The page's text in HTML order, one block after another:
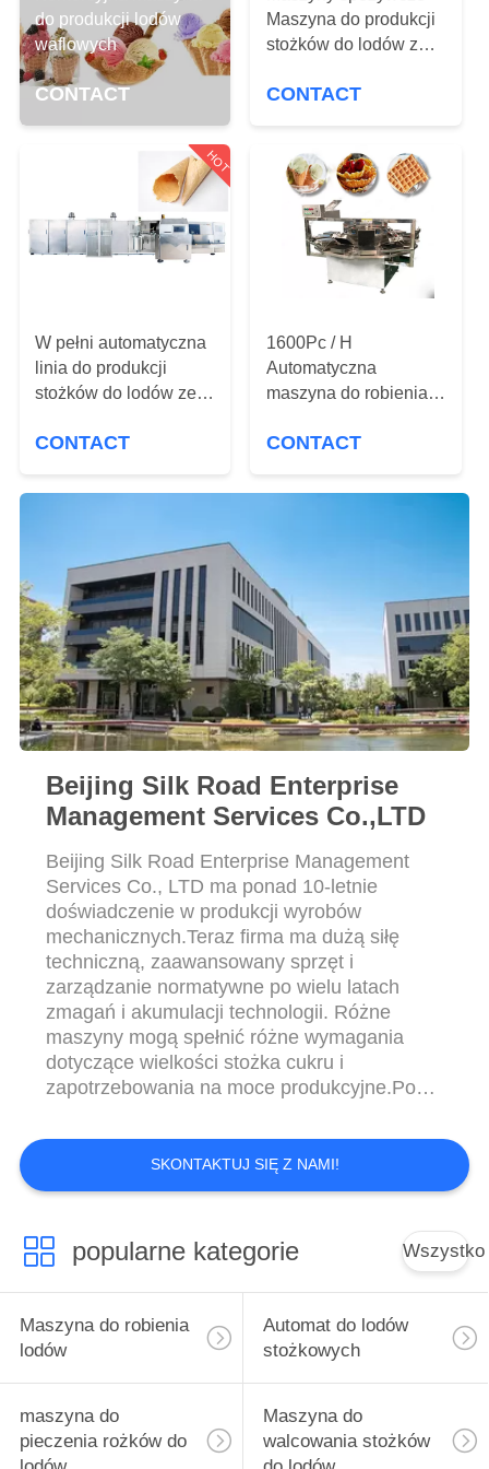
KONTROLA
JAKOŚCI
SKONTAKTUJ
NAMI
WYCENĘ
SITEMAP
PRIVACY
do produkcji lodów
waflowych
CONTACT
Maszyna do produkcji
stożków do lodów z
CONTACT
HOT
W pełni automatyczna
linia do produkcji
stożków do lodów ze
CONTACT
1600Pc / H
Automatyczna
maszyna do robienia
CONTACT
Beijing Silk Road Enterprise
Management Services Co.,LTD
Beijing Silk Road Enterprise Management
Services Co., LTD ma ponad 10-letnie
doświadczenie w produkcji wyrobów
mechanicznych.Teraz firma ma dużą siłę
techniczną, zaawansowany sprzęt i
zarządzanie normatywne po wielu latach
zmagań i akumulacji technologii. Różne
maszyny mogą spełnić różne wymagania
dotyczące wielkości stożka cukru i
zapotrzebowania na moce produkcyjne.Po
najbardziej profesjonalnym producentem
maszyn do pieczenia stożków cukru w ​​
Chinach. Kluczem do naszych usług jest
jakość i zorientowanie na u...
SKONTAKTUJ SIĘ Z NAMI!
popularne kategorie Wszystko
Maszyna do robienia
lodów
Automat do lodów
stożkowych
maszyna do
pieczenia rożków do
Maszyna do
walcowania stożków